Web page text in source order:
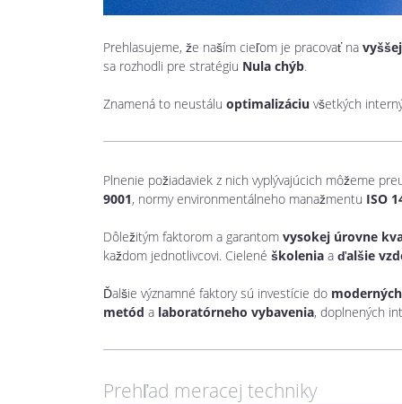
Prehlasujeme, že naším cieľom je pracovať na
sa rozhodli pre stratégiu Nula chýb.
Znamená to neustáluoptimalizáciu všetkých
Plnenie požiadaviek z nich vyplývajúcich môžeme
9001, normy environmentálneho manažmentu ISO
Dôležitým faktorom a garantom vysokej úrovne
každom jednotlivcovi. Cielenéškolenia aďalšie
Ďalšie významné faktory sú investície do
metód a laboratórneho vybavenia, doplnených
Prehľad meracej techniky